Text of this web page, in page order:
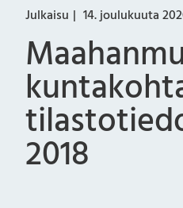
Julkaisu 14. joulukuuta
2018